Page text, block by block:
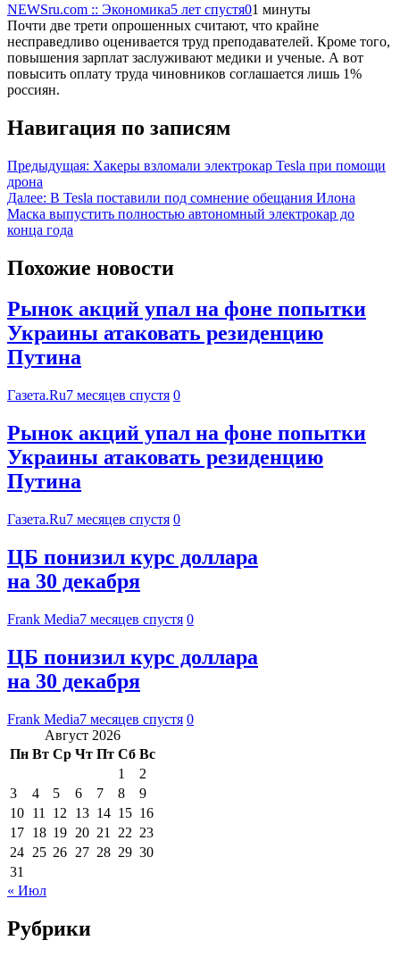
NEWSru.com :: Экономика5 лет спустя01 минуты
Почти две трети опрошенных считают, что крайне
несправедливо оценивается труд преподавателей. Кроме того,
повышения зарплат заслуживают медики и ученые. А вот
повысить оплату труда чиновников соглашается лишь 1%
россиян.
Навигация по записям
Предыдущая: Хакеры взломали электрокар Tesla при помощи
дрона
Далее: В Tesla поставили под сомнение обещания Илона
Маска выпустить полностью автономный электрокар до
конца года
Похожие новости
Рынок акций упал на фоне попытки
Украины атаковать резиденцию
Путина
Газета.Ru7 месяцев спустя 0
Рынок акций упал на фоне попытки
Украины атаковать резиденцию
Путина
Газета.Ru7 месяцев спустя 0
ЦБ понизил курс доллара
на 30 декабря
Frank Media7 месяцев спустя 0
ЦБ понизил курс доллара
на 30 декабря
Frank Media7 месяцев спустя 0
Август 2026
Пн Вт Ср Чт Пт Сб Вс
1
2
3
4 5 6 7 8
9
10 11 12 13 14 15 16
17 18 19 20 21 22 23
24 25 26 27 28 29 30
31
« Июл
Рубрики